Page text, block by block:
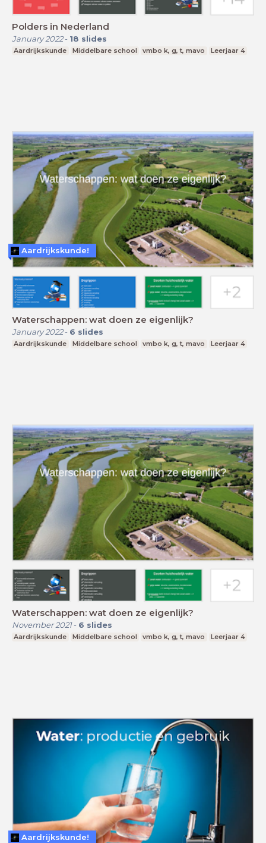
Polders in Nederland
January 2022- 18 slides
Aardrijkskunde Middelbare school vmbo k, g, t, mavo Leerjaar 4
Waterschappen: wat doen ze eigenlijk?
January 2022- 6 slides
Aardrijkskunde Middelbare school vmbo k, g, t, mavo Leerjaar 4
Aardrijkskunde!
Waterschappen: wat doen ze eigenlijk?
November 2021- 6 slides
Aardrijkskunde Middelbare school vmbo k, g, t, mavo Leerjaar 4
Aardrijkskunde!